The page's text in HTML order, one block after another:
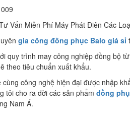
Vấn Miễn Phí Máy Phát Điên Các
gia công đồng phục Balo giá sỉ
quy trình may công nghiệp đồng bộ
theo tiêu chuẩn xuất khẩu.
công nghệ hiện đại được nhập
tôi cho ra đời các sản phẩm đồng
Nam Á.